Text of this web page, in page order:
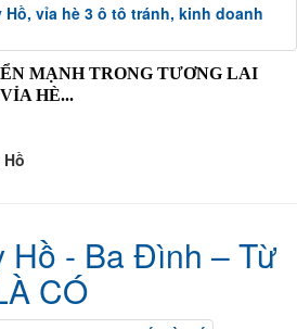
MẠNH TRONG TƯƠNG LAI
HÈ...
Hồ - Ba Đình – Từ
CÓ